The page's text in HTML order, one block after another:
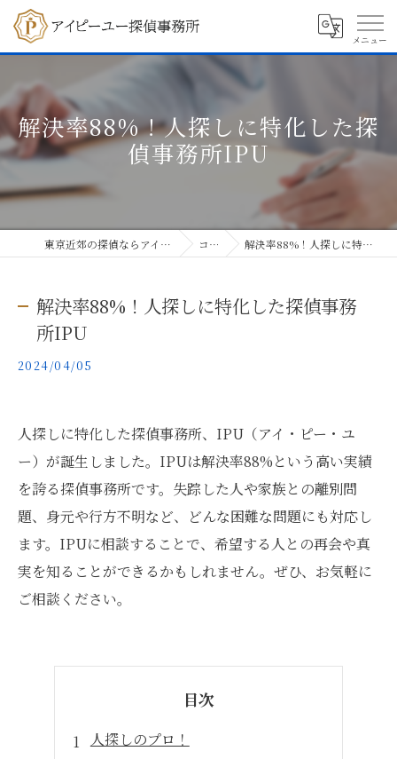
解決率88%！人探しに特化した探
偵事務所IPU
東京近郊の探偵ならアイピーユー探偵事務所 コラム 解決率88%！人探しに特化した探偵事務所IPU
解決率88%！人探しに特化した探偵事務
所IPU
2024/04/05
人探しに特化した探偵事務所、IPU（アイ・ピー・ユ
ー）が誕生しました。IPUは解決率88%という高い実績
を誇る探偵事務所です。失踪した人や家族との離別問
題、身元や行方不明など、どんな困難な問題にも対応し
ます。IPUに相談することで、希望する人との再会や真
実を知ることができるかもしれません。ぜひ、お気軽に
ご相談ください。
目次
人探しのプロ！